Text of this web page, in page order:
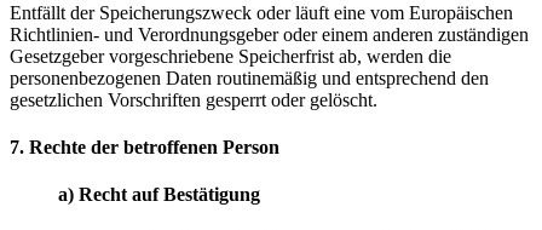
Entfällt der Speicherungszweck oder läuft eine vom Europäischen
Richtlinien- und Verordnungsgeber oder einem anderen zuständigen
Gesetzgeber vorgeschriebene Speicherfrist ab, werden die
personenbezogenen Daten routinemäßig und entsprechend den
gesetzlichen Vorschriften gesperrt oder gelöscht.
7. Rechte der betroffenen Person
a) Recht auf Bestätigung